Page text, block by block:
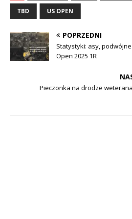
TBD US OPEN
POPRZEDNI
Statystyki: asy, podwójne
Open 2025 1R
Pieczonka na drodze weterana